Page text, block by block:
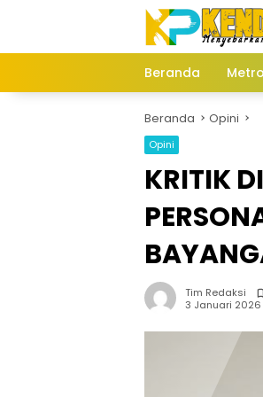
Beranda
Beranda Opini
Opini
KRITIK
Tim Redaksi
3 Januari 2026